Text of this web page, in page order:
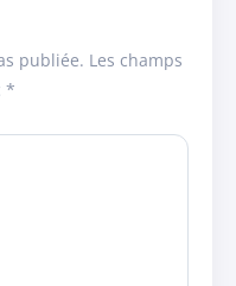
publiée. Les champs
*